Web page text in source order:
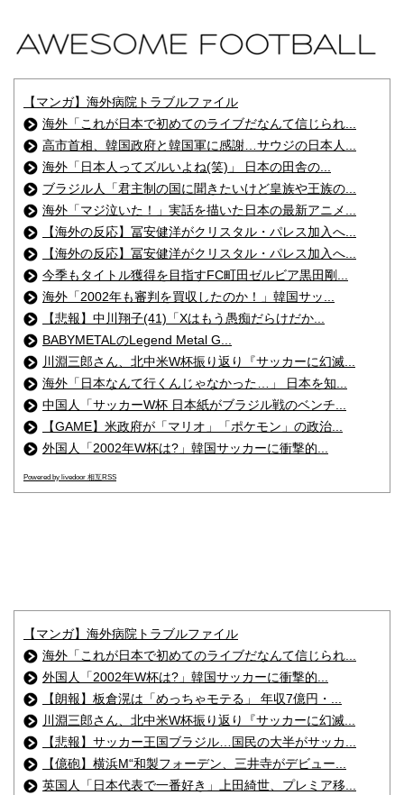
【マンガ】海外病院トラブルファイル
海外「これが日本で初めてのライブだなんて信じられ...
高市首相、韓国政府と韓国軍に感謝…サウジの日本人...
海外「日本人ってズルいよね(笑)」 日本の田舎の...
ブラジル人「君主制の国に聞きたいけど皇族や王族の...
海外「マジ泣いた！」実話を描いた日本の最新アニメ...
【海外の反応】冨安健洋がクリスタル・パレス加入へ...
【海外の反応】冨安健洋がクリスタル・パレス加入へ...
今季もタイトル獲得を目指すFC町田ゼルビア黒田剛...
海外「2002年も審判を買収したのか！」韓国サッ...
【悲報】中川翔子(41)「Xはもう愚痴だらけだか...
BABYMETALのLegend Metal G...
川淵三郎さん、北中米W杯振り返り『サッカーに幻滅...
海外「日本なんて行くんじゃなかった…」 日本を知...
中国人「サッカーW杯 日本紙がブラジル戦のベンチ...
【GAME】米政府が「マリオ」「ポケモン」の政治...
外国人「2002年W杯は?」韓国サッカーに衝撃的...
Powered by livedoor 相互RSS
【マンガ】海外病院トラブルファイル
海外「これが日本で初めてのライブだなんて信じられ...
外国人「2002年W杯は?」韓国サッカーに衝撃的...
【朗報】板倉滉は「めっちゃモテる」 年収7億円・...
川淵三郎さん、北中米W杯振り返り『サッカーに幻滅...
【悲報】サッカー王国ブラジル…国民の大半がサッカ...
【億砲】横浜M“和製フォーデン、三井寺がデビュー...
英国人「日本代表で一番好き」上田綺世、プレミア移...